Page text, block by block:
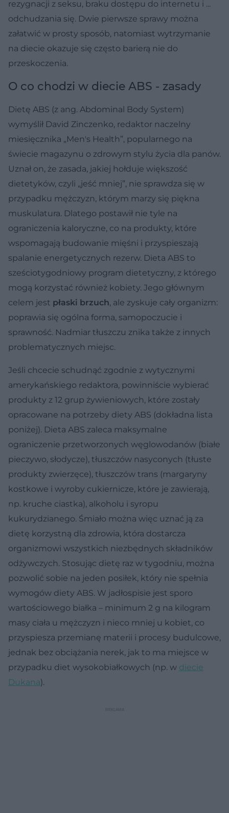
rezygnacji z seksu, braku dostępu do internetu i ...
odchudzania się. Dwie pierwsze sprawy można
załatwić w prosty sposób, natomiast wytrzymanie
na diecie okazuje się często barierą nie do
przeskoczenia.
O co chodzi w diecie ABS - zasady
Dietę ABS (z ang. Abdominal Body System)
wymyślił David Zinczenko, redaktor naczelny
miesięcznika „Men's Health”, popularnego na
świecie magazynu o zdrowym stylu życia dla panów.
Uznał on, że zasada, jakiej hołduje większość
dietetyków, czyli „jeść mniej”, nie sprawdza się w
przypadku mężczyzn, którym marzy się piękna
muskulatura. Dlatego postawił nie tyle na
ograniczenia kaloryczne, co na produkty, które
wspomagają budowanie mięśni i przyspieszają
spalanie energetycznych rezerw. Dieta ABS to
sześciotygodniowy program dietetyczny, z którego
mogą korzystać również kobiety. Jego głównym
celem jest płaski brzuch, ale zyskuje cały organizm:
poprawia się ogólna forma, samopoczucie i
sprawność. Nadmiar tłuszczu znika także z innych
problematycznych miejsc.
Jeśli chcecie schudnąć zgodnie z wytycznymi
amerykańskiego redaktora, powinniście wybierać
produkty z 12 grup żywieniowych, które zostały
opracowane na potrzeby diety ABS (dokładna lista
poniżej). Dieta ABS zaleca maksymalne
ograniczenie przetworzonych węglowodanów (białe
pieczywo, słodycze), tłuszczów nasyconych (tłuste
produkty zwierzęce), tłuszczów trans (margaryny
kostkowe i wyroby cukiernicze, które je zawierają,
np. kruche ciastka), alkoholu i syropu
kukurydzianego. Śmiało można więc uznać ją za
dietę korzystną dla zdrowia, która dostarcza
organizmowi wszystkich niezbędnych składników
odżywczych. Stosując dietę raz w tygodniu, można
pozwolić sobie na jeden posiłek, który nie spełnia
wymogów diety ABS. W jadłospisie jest sporo
wartościowego białka – minimum 2 g na kilogram
masy ciała u mężczyzn i nieco mniej u kobiet, co
przyspiesza przemianę materii i procesy budulcowe,
jednak bez obciążania nerek, jak to ma miejsce w
przypadku diet wysokobiałkowych (np. w diecie
Dukana).